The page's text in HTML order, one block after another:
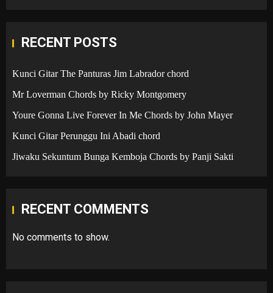
RECENT POSTS
Kunci Gitar The Panturas Jim Labrador chord
Mr Loverman Chords by Ricky Montgomery
Youre Gonna Live Forever In Me Chords by John Mayer
Kunci Gitar Perunggu Ini Abadi chord
Jiwaku Sekuntum Bunga Kemboja Chords by Panji Sakti
RECENT COMMENTS
No comments to show.